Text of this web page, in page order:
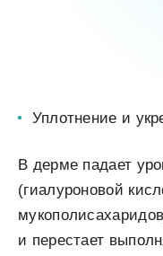
Уплотнение и
В дерме падает
(гиалуроновой
и перестает